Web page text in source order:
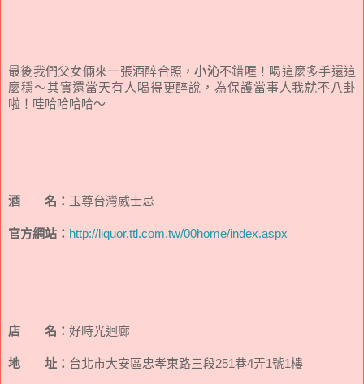
最後我們父女倆來一張酒醉合照，小沁不錯喔！喝這麼多手還這
麼穩～其實還當天有人喝得更醉說，為保護當事人我就不八卦
啦！哇哈哈哈哈～
酒 名： 玉尊台灣威士忌
官方網站： http://liquor.ttl.com.tw/00home/index.aspx
店 名： 好時光迴廊
地 址： 台北市大安區忠孝東路三段251巷4弄1號1樓